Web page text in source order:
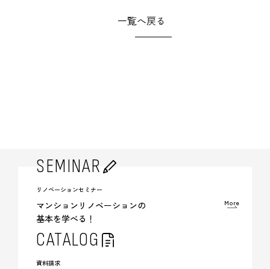
一覧へ戻る
SEMINAR
リノベーションセミナー
マンションリノベーションの
基本を学べる！
More
CATALOG
資料請求